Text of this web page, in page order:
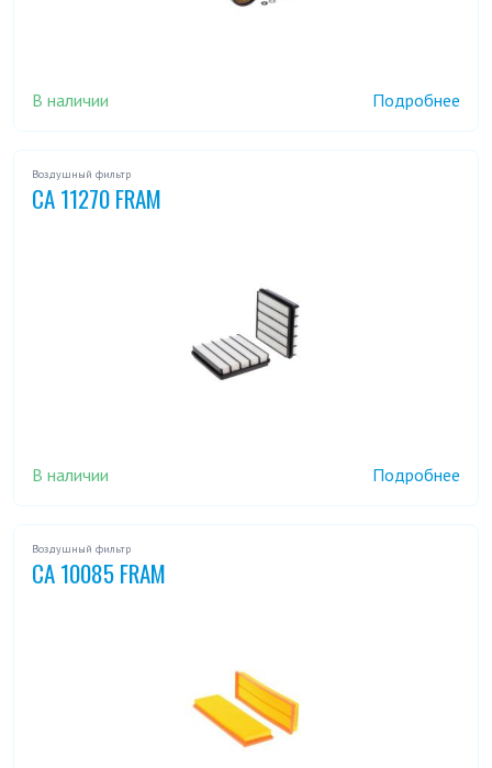
В наличии Подробнее
Воздушный фильтр
CA 11270 FRAM
В наличии Подробнее
Воздушный фильтр
CA 10085 FRAM